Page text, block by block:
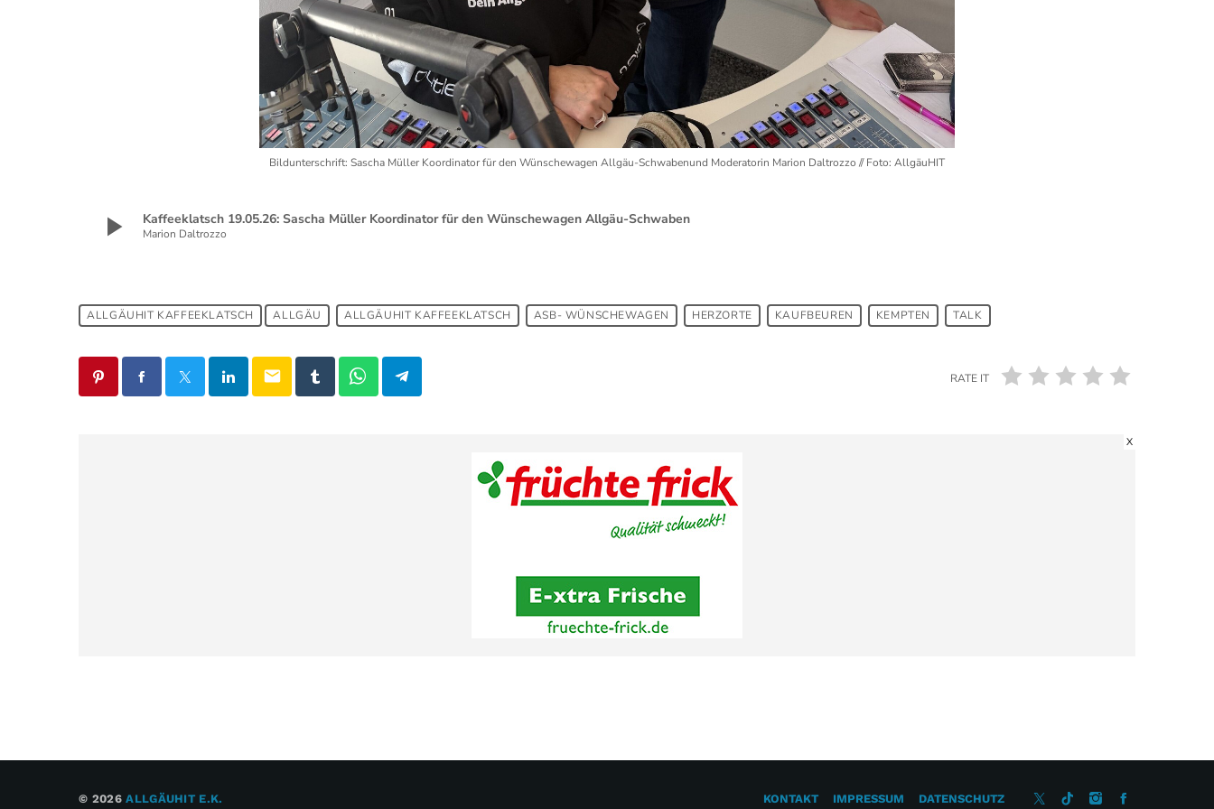
Bildunterschrift: Sascha Müller Koordinator für den Wünschewagen Allgäu-Schwabenund Moderatorin Marion Daltrozzo // Foto: AllgäuHIT
play_arrow Kaffeeklatsch 19.05.26: Sascha Müller Koordinator für den Wünschewagen Allgäu-Schwaben
Marion Daltrozzo
ALLGÄUHIT KAFFEEKLATSCH ALLGÄU ALLGÄUHIT KAFFEEKLATSCH ASB- WÜNSCHEWAGEN HERZORTE KAUFBEUREN KEMPTEN TALK
email RATE IT
X
© 2026ALLGÄUHIT E.K. KONTAKT IMPRESSUM DATENSCHUTZ